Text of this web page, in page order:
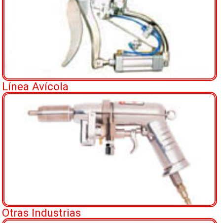
Línea Avícola
Otras Industrias